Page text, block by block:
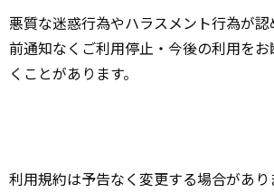
悪質な迷惑行為やハラスメント行為が
前通知なくご利用停止・今後の利用を
くことがあります。
利用規約は予告なく変更する場合があ